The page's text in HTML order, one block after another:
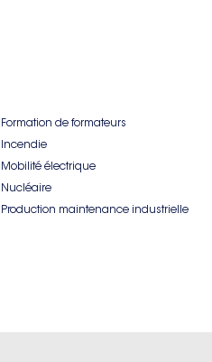
Formation de formateurs
Incendie
Mobilité électrique
Nucléaire
Production maintenance industrielle